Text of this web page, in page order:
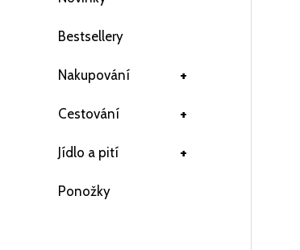
Bestsellery
+
Nakupování
+
Cestování
+
Jídlo a pití
Ponožky